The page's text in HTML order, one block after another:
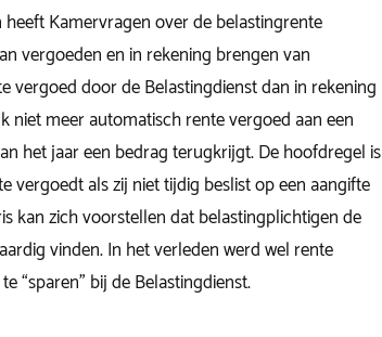
heeft Kamervragen over de belastingrente
vergoeden en in rekening brengen van
vergoed door de Belastingdienst dan in rekening
niet meer automatisch rente vergoed aan een
het jaar een bedrag terugkrijgt. De hoofdregel is
vergoedt als zij niet tijdig beslist op een aangifte
kan zich voorstellen dat belastingplichtigen de
vinden. In het verleden werd wel rente
“sparen” bij de Belastingdienst.